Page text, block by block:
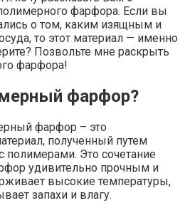
фарфора. Если вы
о том, каким изящным и
то этот материал — именно
Позвольте мне раскрыть
фарфора!
фарфор?
фарфор – это
полученный путем
Это сочетание
удивительно прочным и
высокие температуры,
запахи и влагу.